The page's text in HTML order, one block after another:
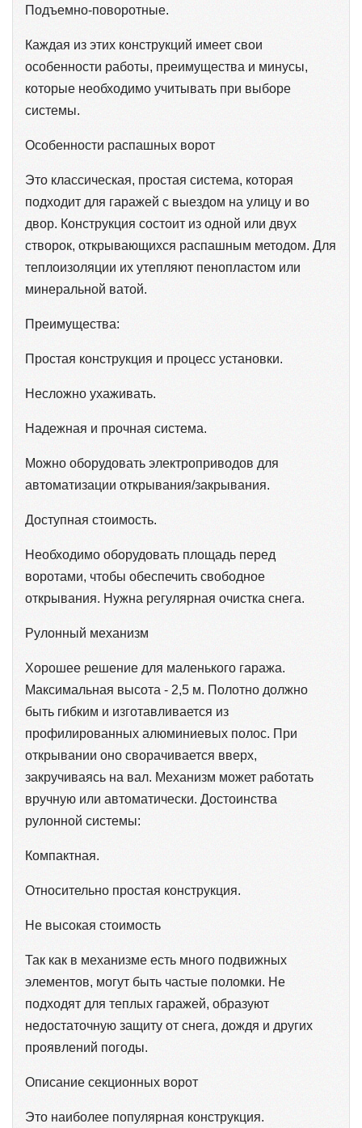
Подъемно-поворотные.
Каждая из этих конструкций имеет свои
особенности работы, преимущества и минусы,
которые необходимо учитывать при выборе
системы.
Особенности распашных ворот
Это классическая, простая система, которая
подходит для гаражей с выездом на улицу и во
двор. Конструкция состоит из одной или двух
створок, открывающихся распашным методом. Для
теплоизоляции их утепляют пенопластом или
минеральной ватой.
Преимущества:
Простая конструкция и процесс установки.
Несложно ухаживать.
Надежная и прочная система.
Можно оборудовать электроприводов для
автоматизации открывания/закрывания.
Доступная стоимость.
Необходимо оборудовать площадь перед
воротами, чтобы обеспечить свободное
открывания. Нужна регулярная очистка снега.
Рулонный механизм
Хорошее решение для маленького гаража.
Максимальная высота - 2,5 м. Полотно должно
быть гибким и изготавливается из
профилированных алюминиевых полос. При
открывании оно сворачивается вверх,
закручиваясь на вал. Механизм может работать
вручную или автоматически. Достоинства
рулонной системы:
Компактная.
Относительно простая конструкция.
Не высокая стоимость
Так как в механизме есть много подвижных
элементов, могут быть частые поломки. Не
подходят для теплых гаражей, образуют
недостаточную защиту от снега, дождя и других
проявлений погоды.
Описание секционных ворот
Это наиболее популярная конструкция.